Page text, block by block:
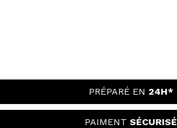
PRÉPARÉ EN 24H*
PAIMENT SÉCURISÉ